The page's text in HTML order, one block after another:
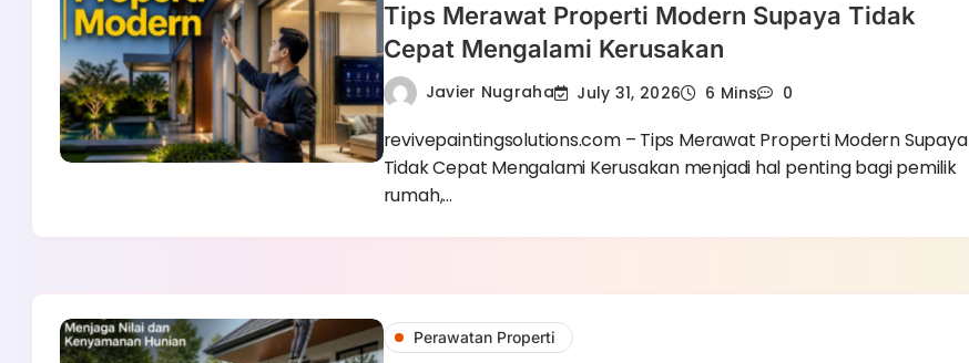
Tips Merawat Properti Modern Supaya Tidak
Cepat Mengalami Kerusakan
Javier Nugraha July 31, 2026 6 Mins 0
revivepaintingsolutions.com – Tips Merawat Properti Modern Supaya
Tidak Cepat Mengalami Kerusakan menjadi hal penting bagi pemilik
rumah,…
Perawatan Properti